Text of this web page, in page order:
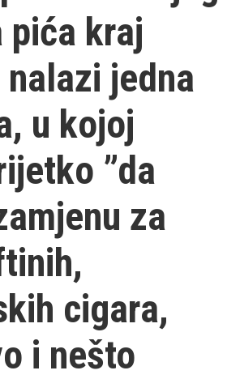
pića kraj
jedna
u kojoj
”da
za
cigara,
i nešto